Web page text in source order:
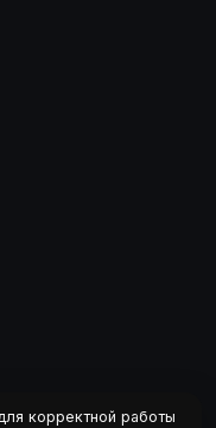
корректной работы